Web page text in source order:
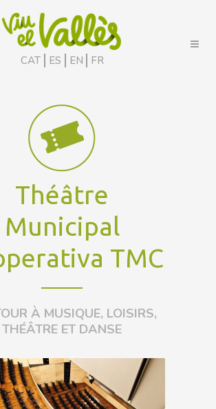
CAT ES EN FR
Théâtre
Municipal
TMC
À MUSIQUE, LOISIRS,
THÉÂTRE ET DANSE